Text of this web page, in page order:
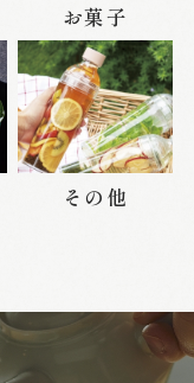
お菓子
その他